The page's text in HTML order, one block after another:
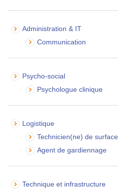
Administration & IT
Communication
Psycho-social
Psychologue clinique
Logistique
Technicien(ne) de surface
Agent de gardiennage
Technique et infrastructure